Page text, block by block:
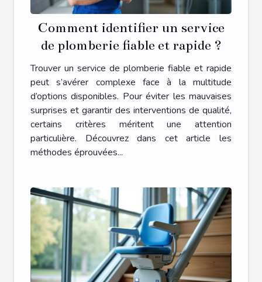
Comment identifier un service
de plomberie fiable et rapide ?
Trouver un service de plomberie fiable et rapide
peut s’avérer complexe face à la multitude
d’options disponibles. Pour éviter les mauvaises
surprises et garantir des interventions de qualité,
certains critères méritent une attention
particulière. Découvrez dans cet article les
méthodes éprouvées...